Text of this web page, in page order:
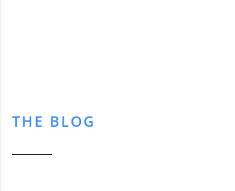
THE BLOG